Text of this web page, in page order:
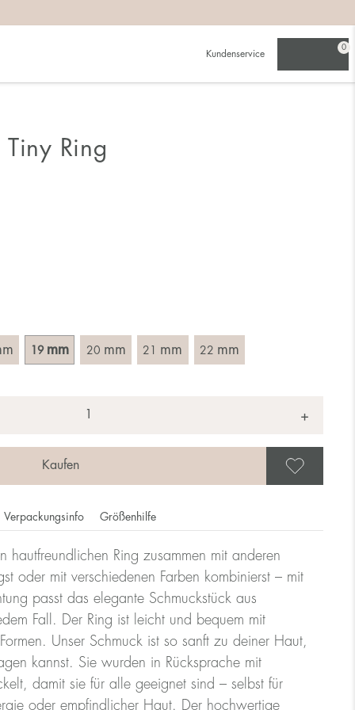
Kundenservice
0
Ring
19 mm 20 mm 21 mm 22 mm
+
Verpackungsinfo Größenhilfe
Ring zusammen mit anderen
oder mit verschiedenen Farben kombinierst – mit
passt das elegante Schmuckstück aus
Fall. Der Ring ist leicht und bequem mit
Unser Schmuck ist so sanft zu deiner Haut,
kannst. Sie wurden in Rücksprache mit
damit sie für alle geeignet sind – selbst für
oder empfindlicher Haut. Der hochwertige
als für einen schmalen.
für die größere Größe entscheidest.
schon besitzt. Wähle einen Ring, der für den Finger
dem Durchmesser des Rings, die Größe eines
Größe UK Größe US